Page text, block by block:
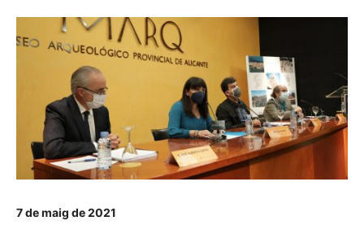
7 de maig de 2021